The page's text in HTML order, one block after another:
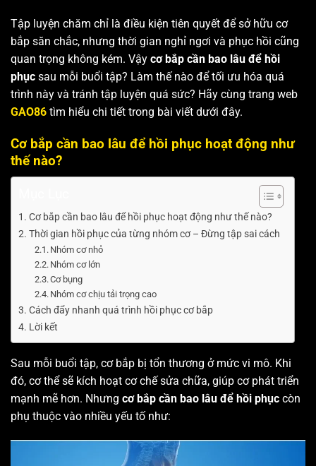
Tập luyện chăm chỉ là điều kiện tiên quyết để sở hữu cơ
bắp săn chắc, nhưng thời gian nghỉ ngơi và phục hồi cũng
quan trọng không kém. Vậy cơ bắp cần bao lâu để hồi
phục sau mỗi buổi tập? Làm thế nào để tối ưu hóa quá
trình này và tránh tập luyện quá sức? Hãy cùng trang web
GAO86 tìm hiểu chi tiết trong bài viết dưới đây.
Cơ bắp cần bao lâu để hồi phục hoạt động như
thế nào?
Cơ bắp cần bao lâu để hồi phục hoạt động như thế nào?
Thời gian hồi phục của từng nhóm cơ – Đừng tập sai cách
Nhóm cơ nhỏ
Nhóm cơ lớn
Cơ bụng
Nhóm cơ chịu tải trọng cao
Cách đẩy nhanh quá trình hồi phục cơ bắp
Lời kết
Sau mỗi buổi tập, cơ bắp bị tổn thương ở mức vi mô. Khi
đó, cơ thể sẽ kích hoạt cơ chế sửa chữa, giúp cơ phát triển
mạnh mẽ hơn. Nhưng cơ bắp cần bao lâu để hồi phục còn
phụ thuộc vào nhiều yếu tố như: